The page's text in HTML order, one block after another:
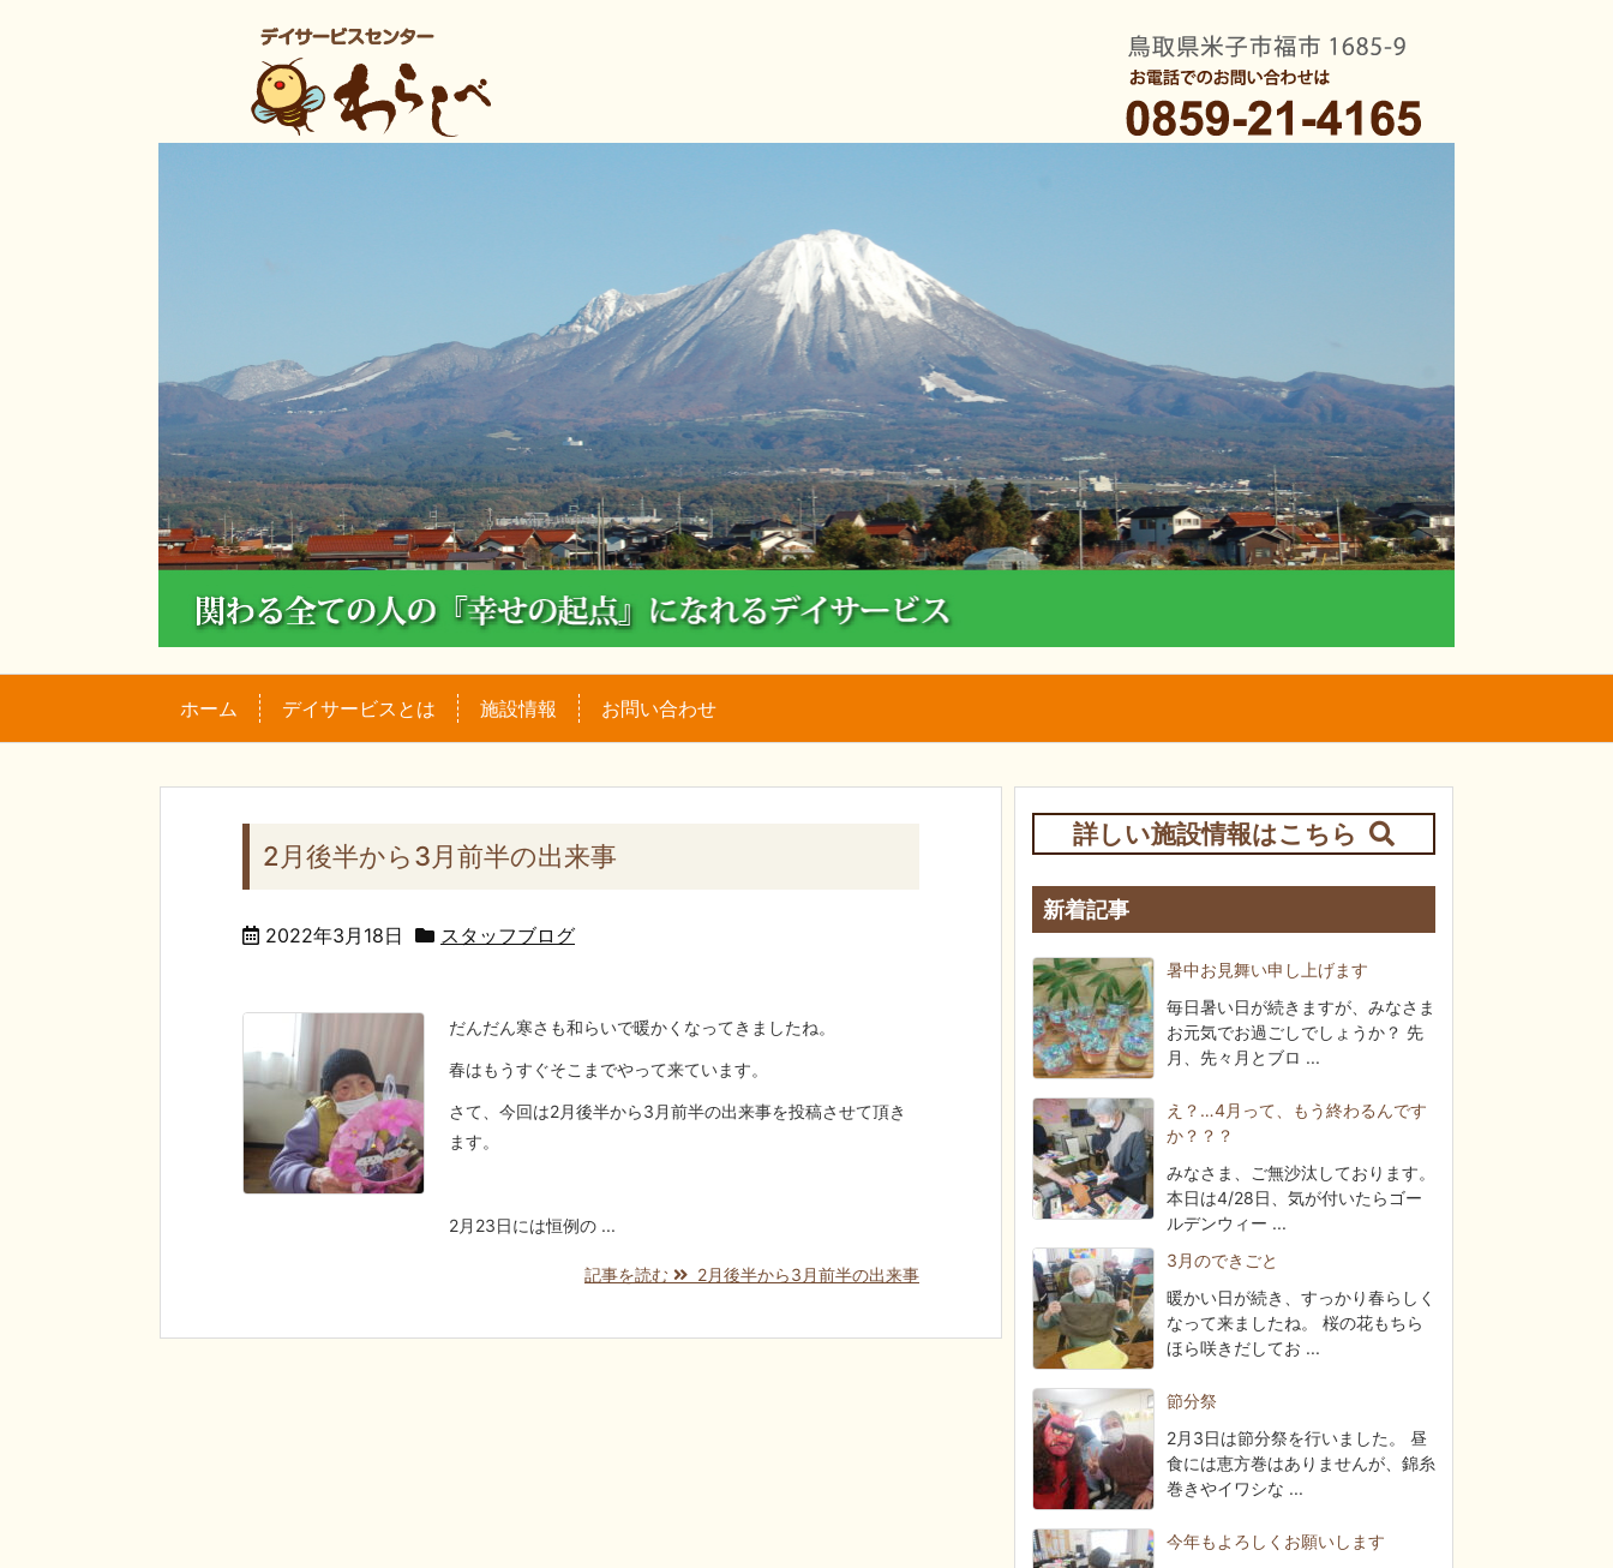
ホーム デイサービスとは 施設情報 お問い合わせ
2月後半から3月前半の出来事
2022年3月18日 スタッフブログ
だんだん寒さも和らいで暖かくなってきましたね。
春はもうすぐそこまでやって来ています。
さて、今回は2月後半から3月前半の出来事を投稿させて頂き
ます。
2月23日には恒例の ...
記事を読む 2月後半から3月前半の出来事
詳しい施設情報はこちら
新着記事
暑中お見舞い申し上げます
毎日暑い日が続きますが、みなさま
お元気でお過ごしでしょうか？ 先
月、先々月とブロ ...
え？…4月って、もう終わるんです
か？？？
みなさま、ご無沙汰しております。
本日は4/28日、気が付いたらゴー
ルデンウィー ...
3月のできごと
暖かい日が続き、すっかり春らしく
なって来ましたね。 桜の花もちら
ほら咲きだしてお ...
節分祭
2月3日は節分祭を行いました。 昼
食には恵方巻はありませんが、錦糸
巻きやイワシな ...
今年もよろしくお願いします